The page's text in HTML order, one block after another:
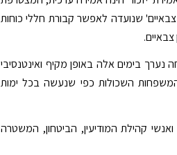
שנועדה לאפשר קבורת חללי כוחות
בימים אלה באופן מקיף ואינטנסיבי
המשפחות השכולות כפי שנעשה בכל ימות
קהילת המודיעין, הביטחון, המשטרה